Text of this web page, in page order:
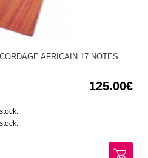
AFRICAIN 17 NOTES
125.00